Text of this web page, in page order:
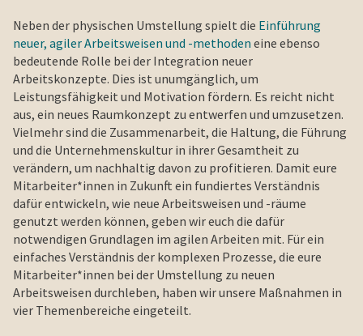
Neben der physischen Umstellung spielt die Einführung
neuer, agiler Arbeitsweisen und -methoden eine ebenso
bedeutende Rolle bei der Integration neuer
Arbeitskonzepte. Dies ist unumgänglich, um
Leistungsfähigkeit und Motivation fördern. Es reicht nicht
aus, ein neues Raumkonzept zu entwerfen und umzusetzen.
Vielmehr sind die Zusammenarbeit, die Haltung, die Führung
und die Unternehmenskultur in ihrer Gesamtheit zu
verändern, um nachhaltig davon zu profitieren. Damit eure
Mitarbeiter*innen in Zukunft ein fundiertes Verständnis
dafür entwickeln, wie neue Arbeitsweisen und -räume
genutzt werden können, geben wir euch die dafür
notwendigen Grundlagen im agilen Arbeiten mit. Für ein
einfaches Verständnis der komplexen Prozesse, die eure
Mitarbeiter*innen bei der Umstellung zu neuen
Arbeitsweisen durchleben, haben wir unsere Maßnahmen in
vier Themenbereiche eingeteilt.